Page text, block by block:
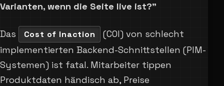
Varianten, wenn die Seite live ist?”
Das Cost of Inaction
(COI) von schlecht
implementierten Backend-Schnittstellen (PIM-
Systemen) ist fatal. Mitarbeiter tippen
Produktdaten händisch ab, Preise